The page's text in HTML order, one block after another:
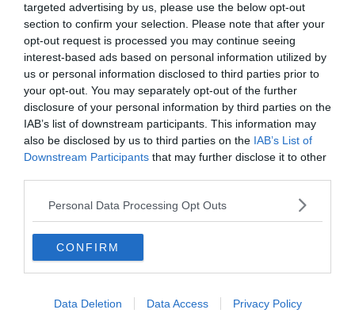
targeted advertising by us, please use the below opt-out
section to confirm your selection. Please note that after your
opt-out request is processed you may continue seeing
interest-based ads based on personal information utilized by
us or personal information disclosed to third parties prior to
your opt-out. You may separately opt-out of the further
disclosure of your personal information by third parties on the
IAB’s list of downstream participants. This information may
also be disclosed by us to third parties on the IAB’s List of
Downstream Participants that may further disclose it to other
Personal Data Processing Opt Outs
CONFIRM
Data Deletion Data Access Privacy Policy
MONDO
Incendi nello Stato di Washington, vigili
del fuoco: "Continuiamo gli sforzi"